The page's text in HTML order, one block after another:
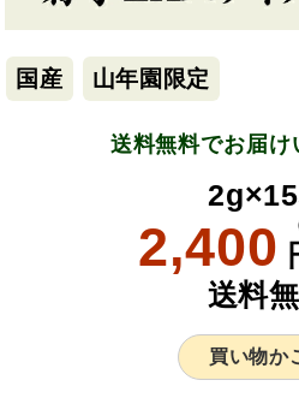
国産 山年園限定
送料無料でお届け
2,400
送料
買い物か